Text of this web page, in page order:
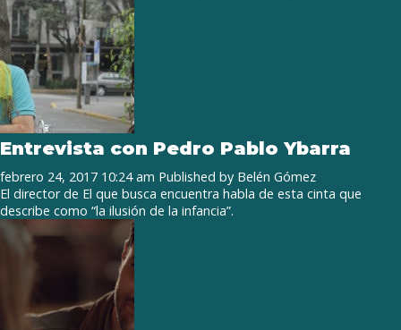
Entrevista con Pedro Pablo Ybarra
febrero 24, 2017 10:24 am Published by Belén Gómez
El director de El que busca encuentra habla de esta cinta que
describe como “la ilusión de la infancia”.